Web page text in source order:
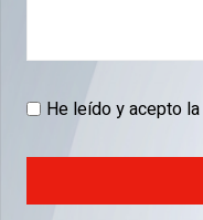
He leído y acepto la